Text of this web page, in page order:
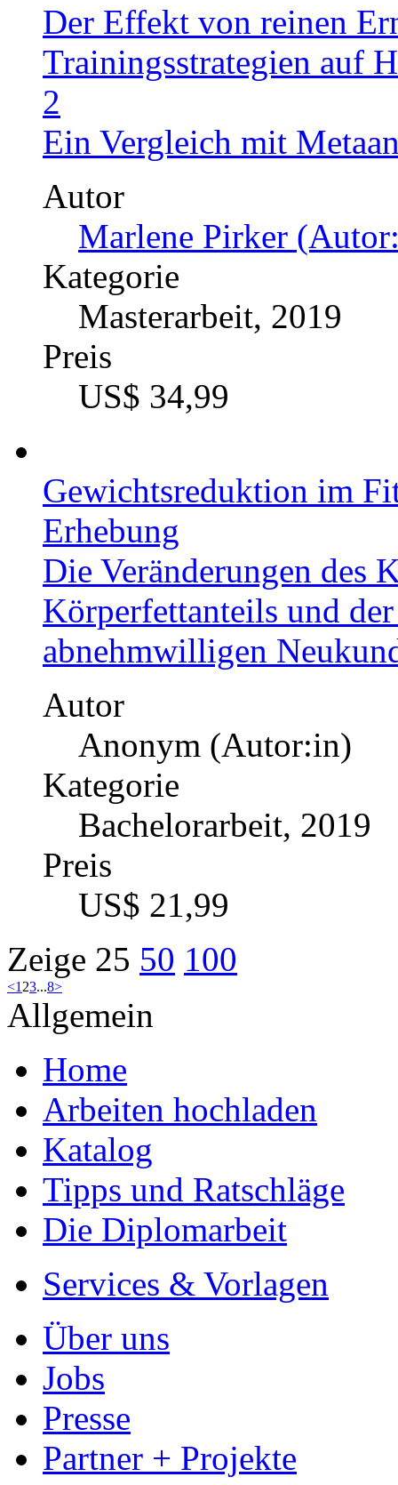
Effekte von Red Bull
Blutdruck vor, während
Autor
Selina Ferreira
Kategorie
Masterarbeit, 2018
Preis
US$ 34,99
Maximierung der
Ernährungsergänzung
Aminosäuren
Autor
Patrice Fankhänel
Kategorie
Masterarbeit, 2018
Preis
US$ 42,99
Stressbewältigung.
der Prävention
Health Applikationen
Autor
Christina Clayton
Kategorie
Masterarbeit, 2018
Preis
US$ 42,99